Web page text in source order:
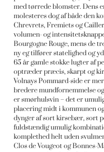
med tørrede blomster. Dens
molesteres dog af både den
Chrevrets, Fremiets og
volumen- og
Bourgogne Rouge, mens de
ny eg tilfører statelighed og
65 år gamle stokke lugter af
optræder præcis, skarpt og
Volnays Pommard-side er
bredere mundfornemmelse
er smørhulsvin – det er
placering midt i kommunen
dynger af sort kirsebær, sort
fuldstændig umulig
komplethed helt uden
Clos de Vougeot og Bonnes-